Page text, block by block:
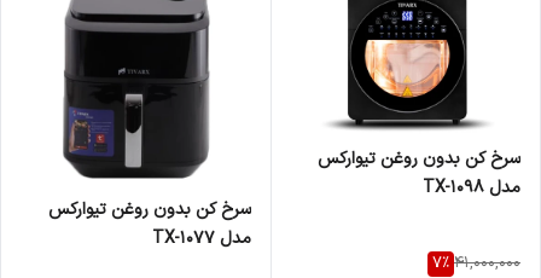
سرخ کن بدون روغن تیوارکس
مدل TX-1098
41,000,000
7%
سرخ کن بدون روغن تیوارکس
مدل TX-1077